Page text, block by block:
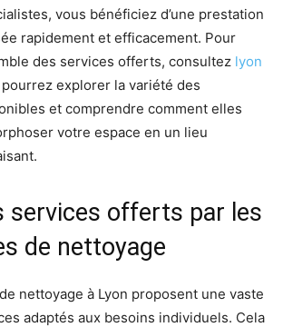
vous bénéficiez d’une prestation
rapidement et efficacement. Pour
des services offerts, consultez lyon
pourrez explorer la variété des
et comprendre comment elles
votre espace en un lieu
services offerts par les
de nettoyage
nettoyage à Lyon proposent une vaste
adaptés aux besoins individuels. Cela